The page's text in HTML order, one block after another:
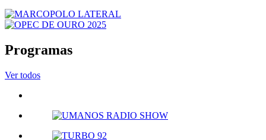
Programas
Ver todos